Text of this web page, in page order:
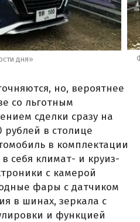
дня»
но, вероятнее
со льготным
сделки сразу на
рублей в столице
в комплектации
себя климат- и круиз-
с камерой
фары с датчиком
в шинах, зеркала с
и функцией